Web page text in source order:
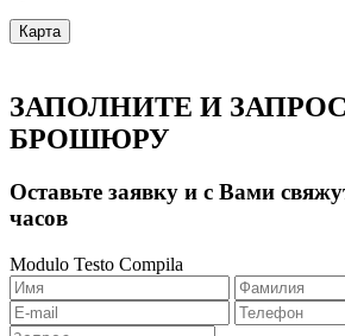
Карта
ЗАПОЛНИТЕ И
БРОШЮРУ
Оставьте заявку и с Вами
часов
Modulo Testo Compila